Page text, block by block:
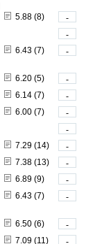
5.88 (8)
-
-
6.43 (7)
-
6.20 (5)
-
6.14 (7)
-
6.00 (7)
-
-
7.29 (14)
-
7.38 (13)
-
6.89 (9)
-
6.43 (7)
-
6.50 (6)
-
7.09 (11)
-